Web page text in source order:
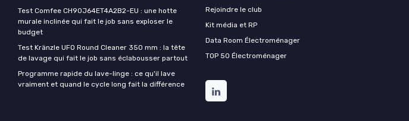
Test Comfee CH90J64ET4A2B2-EU : une hotte
murale inclinée qui fait le job sans exploser le
budget
Test Kränzle UFO Round Cleaner 350 mm : la tête
de lavage qui fait le job sans éclabousser partout
Programme rapide du lave-linge : ce qu'il lave
vraiment et quand le cycle long fait la différence
Rejoindre le club
Kit média et RP
Data Room Électroménager
TOP 50 Électroménager